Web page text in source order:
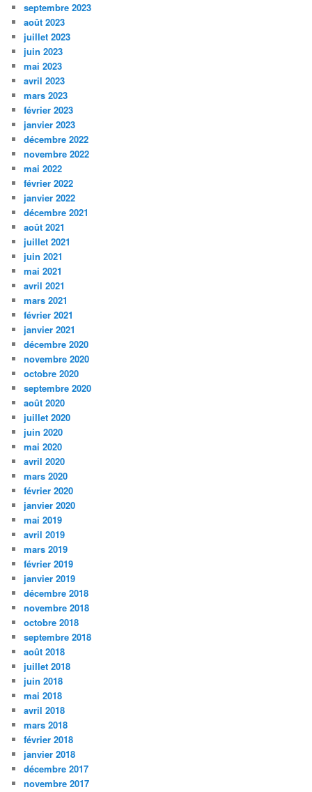
septembre 2023
août 2023
juillet 2023
juin 2023
mai 2023
avril 2023
mars 2023
février 2023
janvier 2023
décembre 2022
novembre 2022
mai 2022
février 2022
janvier 2022
décembre 2021
août 2021
juillet 2021
juin 2021
mai 2021
avril 2021
mars 2021
février 2021
janvier 2021
décembre 2020
novembre 2020
octobre 2020
septembre 2020
août 2020
juillet 2020
juin 2020
mai 2020
avril 2020
mars 2020
février 2020
janvier 2020
mai 2019
avril 2019
mars 2019
février 2019
janvier 2019
décembre 2018
novembre 2018
octobre 2018
septembre 2018
août 2018
juillet 2018
juin 2018
mai 2018
avril 2018
mars 2018
février 2018
janvier 2018
décembre 2017
novembre 2017